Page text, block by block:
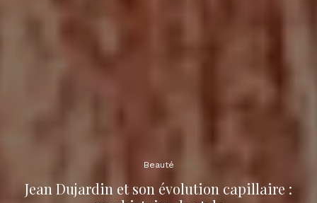
Beauté
Jean Dujardin et son évolution capillaire :